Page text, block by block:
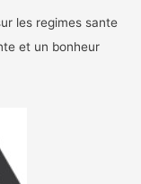
les regimes sante
et un bonheur